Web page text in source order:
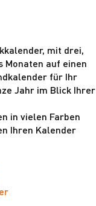
mit drei,
Monaten auf einen
für Ihr
Jahr im Blick Ihrer
in vielen Farben
Ihren Kalender